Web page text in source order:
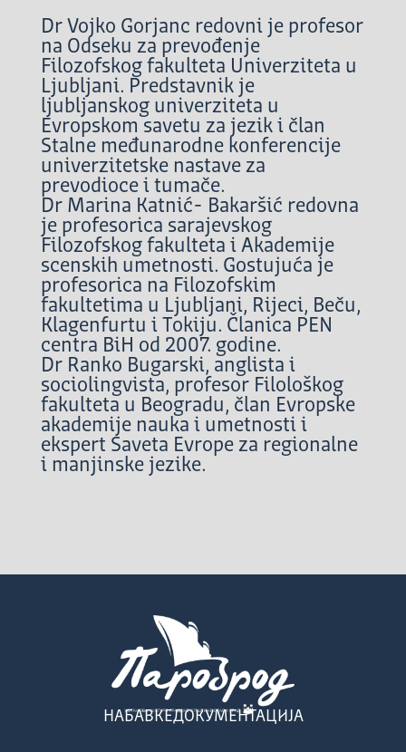
Dr Vojko Gorjanc redovni je profesor
na Odseku za prevođenje
Filozofskog fakulteta Univerziteta u
Ljubljani. Predstavnik je
ljubljanskog univerziteta u
Evropskom savetu za jezik i član
Stalne međunarodne konferencije
univerzitetske nastave za
prevodioce i tumače.
Dr Marina Katnić- Bakaršić redovna
je profesorica sarajevskog
Filozofskog fakulteta i Akademije
scenskih umetnosti. Gostujuća je
profesorica na Filozofskim
fakultetima u Ljubljani, Rijeci, Beču,
Klagenfurtu i Tokiju. Članica PEN
centra BiH od 2007. godine.
Dr Ranko Bugarski, anglista i
sociolingvista, profesor Filološkog
fakulteta u Beogradu, član Evropske
akademije nauka i umetnosti i
ekspert Saveta Evrope za regionalne
i manjinske jezike.
НАБАВКЕДОКУМЕНТАЦИЈА